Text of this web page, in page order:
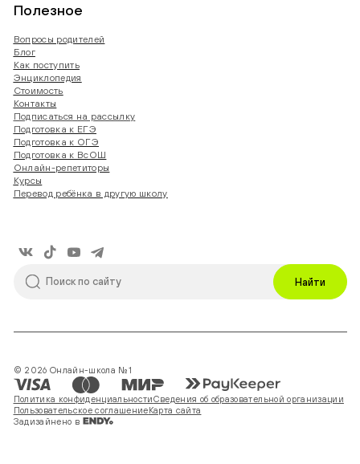
Полезное
Вопросы родителей
Блог
Как поступить
Энциклопедия
Стоимость
Контакты
Подписаться на рассылку
Подготовка к ЕГЭ
Подготовка к ОГЭ
Подготовка к ВсОШ
Онлайн-репетиторы
Курсы
Перевод ребёнка в другую школу
Найти
© 2026 Онлайн-школа №1
Политика конфиденциальностиСведения об образовательной организации
Пользовательское соглашение Карта сайта
Задизайнено в